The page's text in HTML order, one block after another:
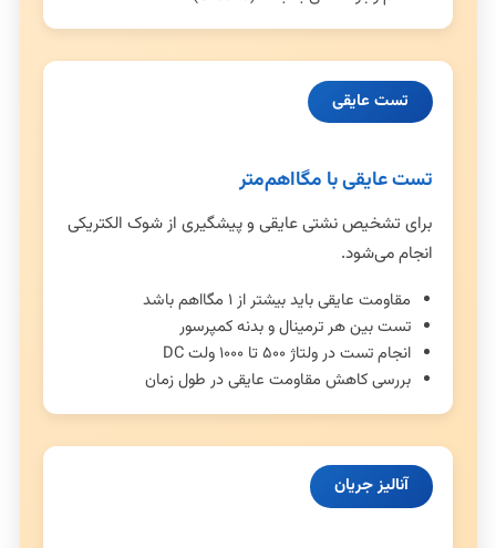
تست عایقی
تست عایقی با مگااهم‌متر
برای تشخیص نشتی عایقی و پیشگیری از شوک الکتریکی
انجام می‌شود.
مقاومت عایقی باید بیشتر از ۱ مگااهم باشد
تست بین هر ترمینال و بدنه کمپرسور
انجام تست در ولتاژ ۵۰۰ تا ۱۰۰۰ ولت DC
بررسی کاهش مقاومت عایقی در طول زمان
آنالیز جریان